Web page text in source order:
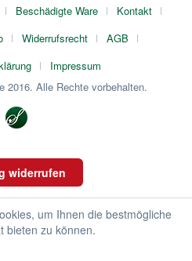
Beschädigte Ware
Kontakt
Widerrufsrecht
AGB
Impressum
2016. Alle Rechte vorbehalten.
widerrufen
um Ihnen die bestmögliche
bieten zu können.